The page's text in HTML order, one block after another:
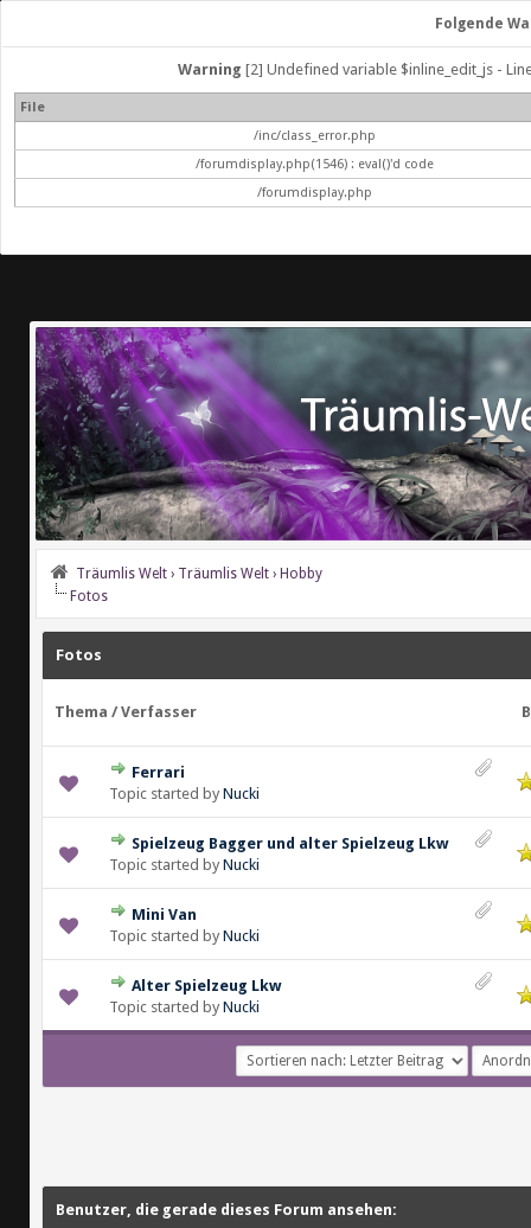
Folgende
Warning [2] Undefined variable $inline_edit_js -
File
/inc/class_error.php
/forumdisplay.php(1546) : eval()'d code
/forumdisplay.php
Träumlis Welt › Träumlis Welt › Hobby
Fotos
Fotos
Thema / Verfasser
Ferrari
Topic started by Nucki
Spielzeug Bagger und alter Spielzeug Lkw
Topic started by Nucki
Mini Van
Topic started by Nucki
Alter Spielzeug Lkw
Topic started by Nucki
Benutzer, die gerade dieses Forum ansehen: